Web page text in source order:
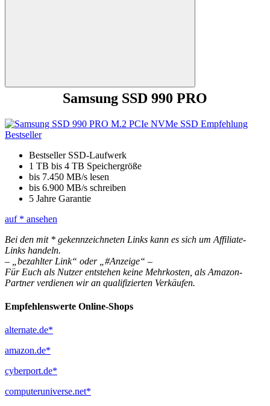
Suchen
Samsung SSD 990 PRO
Bestseller SSD-Laufwerk
1 TB bis 4 TB Speichergröße
bis 7.450 MB/s lesen
bis 6.900 MB/s schreiben
5 Jahre Garantie
auf * ansehen
Bei den mit * gekennzeichneten Links kann es sich um Affiliate-
Links handeln.
– „bezahlter Link“ oder „#Anzeige“ –
Für Euch als Nutzer entstehen keine Mehrkosten, als Amazon-
Partner verdienen wir an qualifizierten Verkäufen.
Empfehlenswerte Online-Shops
alternate.de*
amazon.de*
cyberport.de*
computeruniverse.net*